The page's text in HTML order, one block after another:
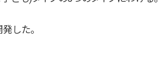
した。